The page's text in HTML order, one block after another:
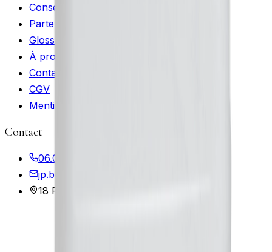
Conseils entretien
Partenaires
Glossaire
À propos
Contact
CGV
Mentions légales
Contact
06.09.98.40.78
jp.bouche@atoutsmarbres.com
18 Rue Calliet, 69001 Lyon